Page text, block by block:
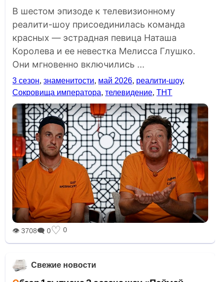
В шестом эпизоде к телевизионному
реалити-шоу присоединилась команда
красных — эстрадная певица Наташа
Королева и ее невестка Мелисса Глушко.
Они мгновенно включились ...
3 сезон,знаменитости, май 2026, реалити-шоу,
Сокровища императора,телевидение,ТНТ
👁 3708🗨 0♡ 0
Свежие новости